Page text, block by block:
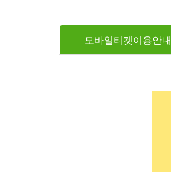
모바일티켓이용안내